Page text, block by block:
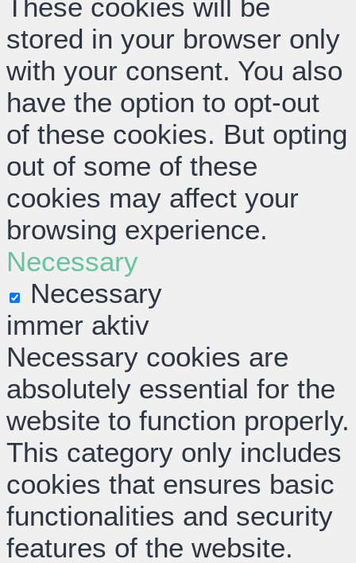
These cookies will be
stored in your browser only
with your consent. You also
have the option to opt-out
of these cookies. But opting
out of some of these
cookies may affect your
browsing experience.
Necessary
Necessary
immer aktiv
Necessary cookies are
absolutely essential for the
website to function properly.
This category only includes
cookies that ensures basic
functionalities and security
features of the website.